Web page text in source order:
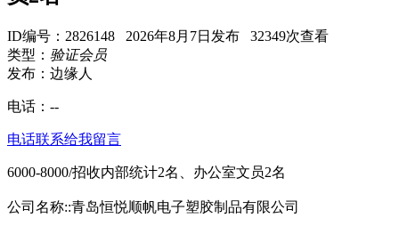
ID编号：2826148 2026年8月7日发布 32349次查看
类型： 验证会员
发布：边缘人
电话： --
电话联系给我留言
6000-8000/招收内部统计2名、办公室文员2名
公司名称::青岛恒悦顺帆电子塑胶制品有限公司